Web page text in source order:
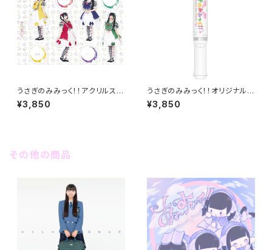
うさぎのみみっく！！アクリルスタ
ンドフィギュア
¥3,850
うさぎのみみっく！！オリジナルペ
ンライト
¥3,850
その他の商品